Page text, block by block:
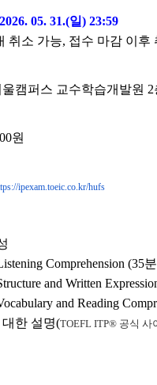
2026. 05. 31.(일) 23:59
취소 가능, 접수 마감 이후
캠퍼스 교수학습개발원 2
원
ipexam.toeic.co.kr/hufs
Comprehension (35
and Written
and Reading Com
한 설명(TOEFL ITP® 공식 사